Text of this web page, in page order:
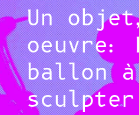
Un
oeuvre:
ballon à
sculpter